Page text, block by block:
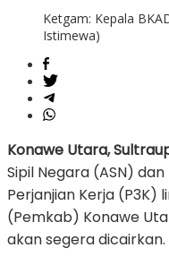
Ketgam: Kepala
Istimewa)
Konawe Utara,
Sipil Negara (ASN)
Perjanjian Kerja
(Pemkab) Konawe
akan segera dicairkan.